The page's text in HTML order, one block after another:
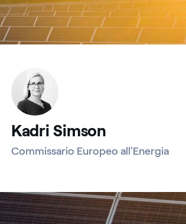
Kadri Simson
Commissario Europeo all'Energia